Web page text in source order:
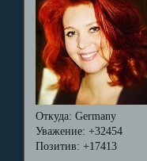
Откуда: Germany
Уважение: +32454
Позитив: +17413